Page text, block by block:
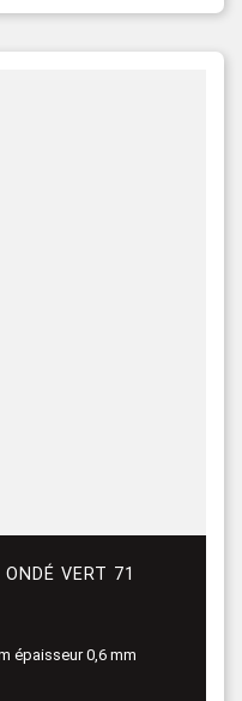
ONDÉ VERT 71
épaisseur 0,6 mm